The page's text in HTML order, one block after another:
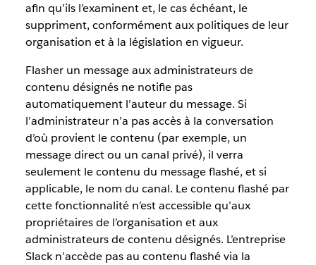
afin qu’ils l’examinent et, le cas échéant, le
suppriment, conformément aux politiques de leur
organisation et à la législation en vigueur.
Flasher un message aux administrateurs de
contenu désignés ne notifie pas
automatiquement l’auteur du message. Si
l’administrateur n’a pas accès à la conversation
d’où provient le contenu (par exemple, un
message direct ou un canal privé), il verra
seulement le contenu du message flashé, et si
applicable, le nom du canal. Le contenu flashé par
cette fonctionnalité n’est accessible qu’aux
propriétaires de l’organisation et aux
administrateurs de contenu désignés. L’entreprise
Slack n’accède pas au contenu flashé via la